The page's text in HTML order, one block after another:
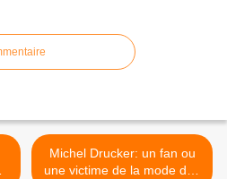
Michel Drucker: un fan ou
une victime de la mode des